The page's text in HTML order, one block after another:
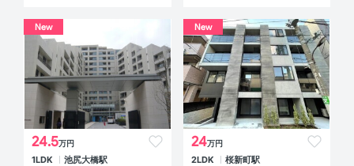
New
24.5万円
1LDK 池尻大橋駅
New
24万円
2LDK 桜新町駅